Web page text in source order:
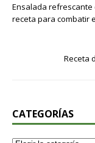
Ensalada refrescante
receta para combatir
Receta
CATEGORÍAS